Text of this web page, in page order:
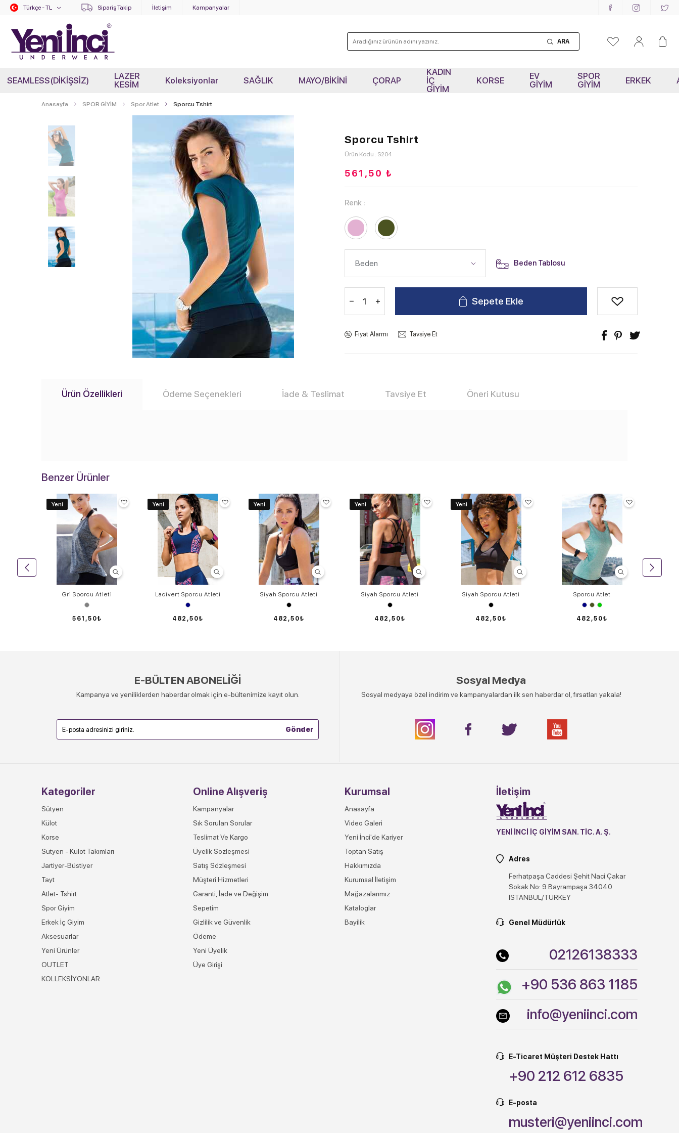
Türkçe - TL Sipariş Takip İletişim Kampanyalar
ARA
SEAMLESS(DİKİŞSİZ)
LAZER
KESİM
Koleksiyonlar SAĞLIK MAYO/BİKİNİ ÇORAP
KADIN
İÇ
GİYİM
KORSE
EV
GİYİM
SPOR
GİYİM
ERKEK
Anasayfa SPOR GİYİM Spor Atlet Sporcu Tshirt
Sporcu Tshirt
Ürün Kodu : S204
561,50 ₺
Renk :
Beden Tablosu
Sepete Ekle
Fiyat Alarmı Tavsiye Et
Ürün Özellikleri Ödeme Seçenekleri İade & Teslimat Tavsiye Et Öneri Kutusu
Benzer Ürünler
Yeni
Gri Sporcu Atleti
561,50₺
Yeni
Lacivert Sporcu Atleti
482,50₺
Yeni
Siyah Sporcu Atleti
482,50₺
Yeni
Siyah Sporcu Atleti
482,50₺
Yeni
Siyah Sporcu Atleti
482,50₺
Sporcu Atlet
482,50₺
E-BÜLTEN ABONELİĞİ
Kampanya ve yeniliklerden haberdar olmak için e-bültenimize kayıt olun.
Sosyal Medya
Sosyal medyaya özel indirim ve kampanyalardan ilk sen haberdar ol, fırsatları yakala!
Kategoriler
Sütyen
Külot
Korse
Sütyen - Külot Takımları
Jartiyer-Büstiyer
Tayt
Atlet- Tshirt
Spor Giyim
Erkek İç Giyim
Aksesuarlar
Yeni Ürünler
OUTLET
KOLLEKSİYONLAR
Online Alışveriş
Kampanyalar
Sık Sorulan Sorular
Teslimat Ve Kargo
Üyelik Sözleşmesi
Satış Sözleşmesi
Müşteri Hizmetleri
Garanti, İade ve Değişim
Sepetim
Gizlilik ve Güvenlik
Ödeme
Yeni Üyelik
Üye Girişi
Kurumsal
Anasayfa
Video Galeri
Yeni İnci'de Kariyer
Toptan Satış
Hakkımızda
Kurumsal İletişim
Mağazalarımız
Kataloglar
Bayilik
İletişim
YENİ İNCİ İÇ GİYİM SAN. TİC. A. Ş.
Adres
Ferhatpaşa Caddesi Şehit Naci Çakar
Sokak No: 9 Bayrampaşa 34040
İSTANBUL/TURKEY
Genel Müdürlük
02126138333
+90 536 863 1185
info@yeniinci.com
E-Ticaret Müşteri Destek Hattı
+90 212 612 6835
E-posta
musteri@yeniinci.com